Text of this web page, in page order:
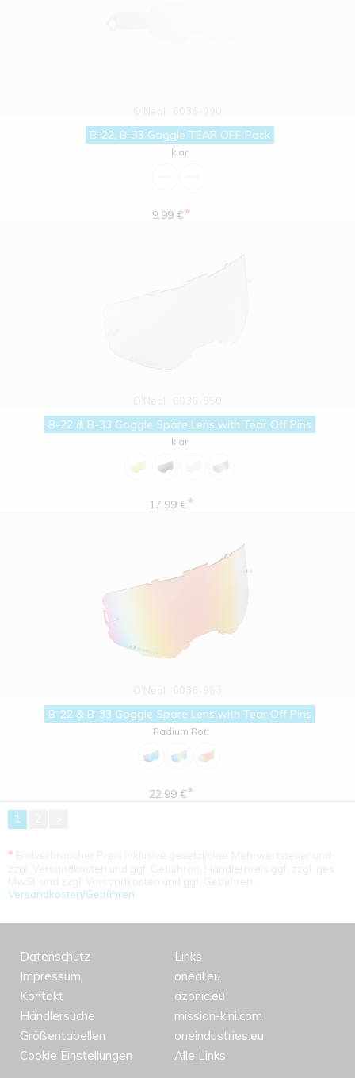
B-22, B-33 Goggle TEAR OFF Pack
klar
9.99 €*
B-22 & B-33 Goggle Spare Lens with Tear Off Pins
klar
17.99 €*
B-22 & B-33 Goggle Spare Lens with Tear Off Pins
Radium Rot
22.99 €*
1
*
Versandkosten/Gebühren
Datenschutz
Impressum
Kontakt
Händlersuche
Größentabellen
Cookie Einstellungen
Links
oneal.eu
azonic.eu
mission-kini.com
oneindustries.eu
Alle Links